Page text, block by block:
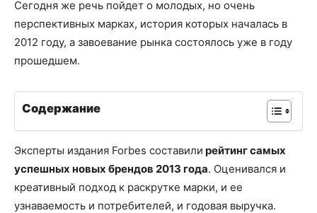
Сегодня же речь пойдет о молодых, но очень
перспективных марках, история которых началась в
2012 году, а завоевание рынка состоялось уже в году
прошедшем.
Содержание
Эксперты издания Forbes составили рейтинг самых
успешных новых брендов 2013 года. Оценивался и
креативный подход к раскрутке марки, и ее
узнаваемость и потребителей, и годовая выручка.